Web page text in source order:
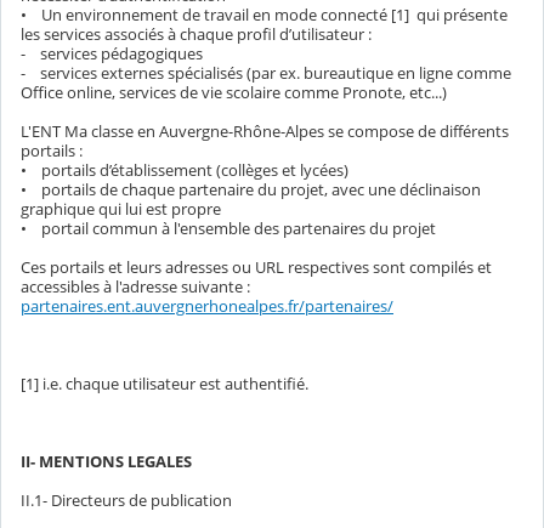
• Un environnement de travail en mode connecté [1] qui présente
les services associés à chaque profil d’utilisateur :
- services pédagogiques
- services externes spécialisés (par ex. bureautique en ligne comme
Office online, services de vie scolaire comme Pronote, etc...)
L'ENT Ma classe en Auvergne-Rhône-Alpes se compose de différents
portails :
• portails d’établissement (collèges et lycées)
• portails de chaque partenaire du projet, avec une déclinaison
graphique qui lui est propre
• portail commun à l'ensemble des partenaires du projet
Ces portails et leurs adresses ou URL respectives sont compilés et
accessibles à l'adresse suivante :
partenaires.ent.auvergnerhonealpes.fr/partenaires/
[1] i.e. chaque utilisateur est authentifié.
II- MENTIONS LEGALES
II.1- Directeurs de publication